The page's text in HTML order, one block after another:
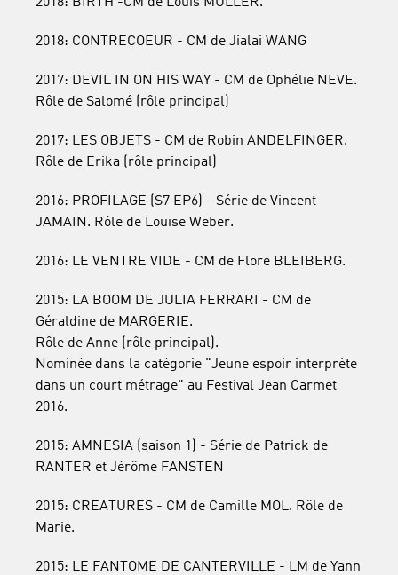
2018: CONTRECOEUR - CM de Jialai WANG
2017: DEVIL IN ON HIS WAY - CM de Ophélie NEVE.
Rôle de Salomé (rôle principal)
2017: LES OBJETS - CM de Robin ANDELFINGER.
Rôle de Erika (rôle principal)
2016: PROFILAGE (S7 EP6) - Série de Vincent
JAMAIN. Rôle de Louise Weber.
2016: LE VENTRE VIDE - CM de Flore BLEIBERG.
2015: LA BOOM DE JULIA FERRARI - CM de
Géraldine de MARGERIE.
Rôle de Anne (rôle principal).
Nominée dans la catégorie "Jeune espoir interprète
dans un court métrage" au Festival Jean Carmet
2016.
2015: AMNESIA (saison 1) - Série de Patrick de
RANTER et Jérôme FANSTEN
2015: CREATURES - CM de Camille MOL. Rôle de
Marie.
2015: LE FANTOME DE CANTERVILLE - LM de Yann